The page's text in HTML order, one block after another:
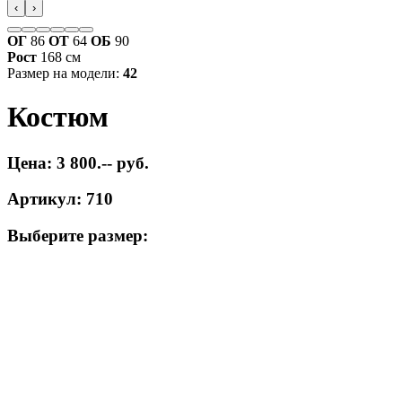
‹ ›
ОГ 86 ОТ 64 ОБ 90
Рост 168 см
Размер на модели: 42
Костюм
Цена: 3 800.-- руб.
Артикул: 710
Выберите размер: